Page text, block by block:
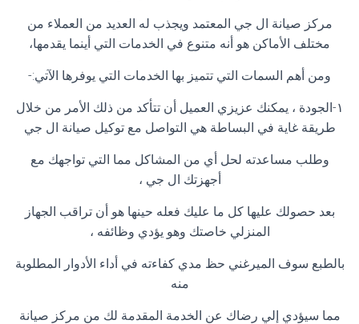
مركز صيانة ال جي المعتمد ويجذب له العديد من العملاء من
مختلف الأماكن هو أنه متنوع في الخدمات التي أينما يقدمها،
ومن أهم السمات التي تتميز بها الخدمات التي يوفرها الآتي:-
١-الجودة ، يمكنك عزيزي العميل أن تتأكد من ذلك الأمر من خلال
طريقة غاية في البساطة هي التواصل مع توكيل صيانة ال جي
وطلب مساعدته لحل أي من المشاكل مما التي تواجهك مع
أجهزتك ال جي ،
بعد حصولك عليها كل ما عليك فعله حينها هو أن تراقب الجهاز
المنزلي خاصتك وهو يؤدي وظائفه ،
بالطبع سوف الميرغني حظ مدي كفاءته في أداء الأدوار المطلوبة
منه
مما سيؤدي إلي رضاك عن الخدمة المقدمة لك من مركز صيانة